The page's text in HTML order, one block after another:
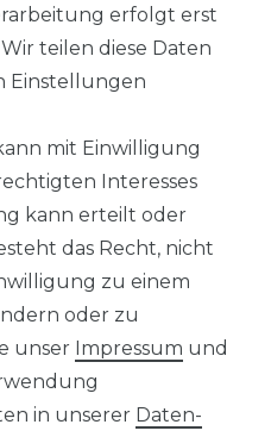
UVP 49,99 €
€ *
Versandkosten
erfolgt erst
teilen diese Daten
Einstellungen
mit Einwilligung
Interesses
kann erteilt oder
das Recht, nicht
zu einem
oder zu
unser Impressum und
in unserer Daten­